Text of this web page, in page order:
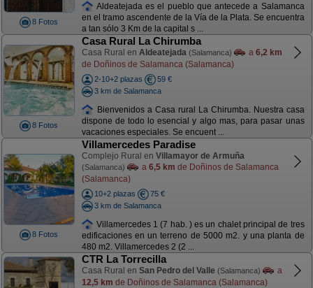
8 Fotos
Aldeatejada es el pueblo que antecede a Salamanca
en el tramo ascendente de la Vía de la Plata. Se encuentra
a tan sólo 3 Km de la capital s ...
8 Fotos
Casa Rural La Chirumba
Casa Rural en Aldeatejada (Salamanca) a 6,2 km
de Doñinos de Salamanca (Salamanca)
2-10+2 plazas
59 €
3 km de Salamanca
Bienvenidos a Casa rural La Chirumba. Nuestra casa
dispone de todo lo esencial y algo mas, para pasar unas
vacaciones especiales. Se encuent ...
8 Fotos
Villamercedes Paradise
Complejo Rural en Villamayor de Armuña
(Salamanca) a 6,5 km de Doñinos de Salamanca
(Salamanca)
10+2 plazas
75 €
3 km de Salamanca
Villamercedes 1 (7 hab. ) es un chalet principal de tres
edificaciones en un terreno de 5000 m2. y una planta de
480 m2. Villamercedes 2 (2 ...
CTR La Torrecilla
Casa Rural en San Pedro del Valle (Salamanca)
a
12,5 km de Doñinos de Salamanca (Salamanca)